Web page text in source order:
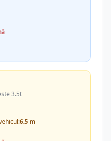
3.5t
6.5 m